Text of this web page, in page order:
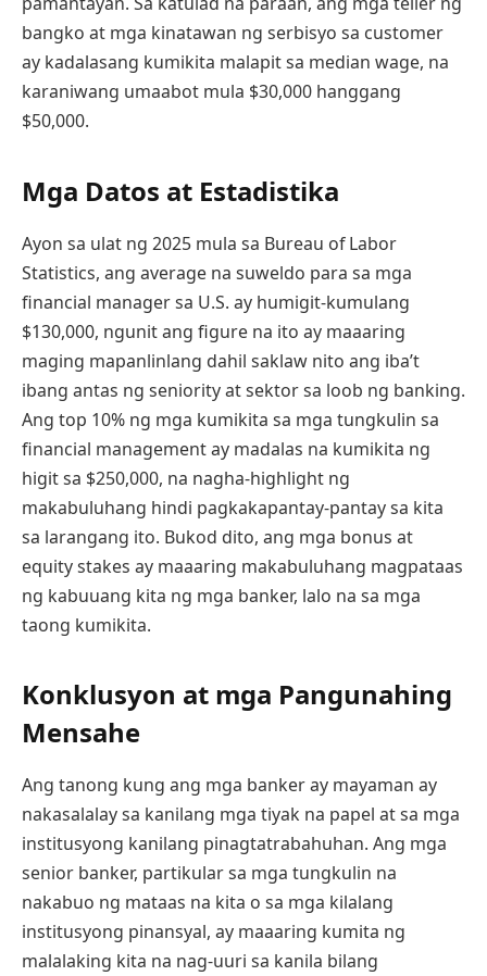
bangko at mga kinatawan ng serbisyo sa customer
ay kadalasang kumikita malapit sa median wage, na
karaniwang umaabot mula $30,000 hanggang
$50,000.
Mga Datos at Estadistika
Ayon sa ulat ng 2025 mula sa Bureau of Labor
Statistics, ang average na suweldo para sa mga
financial manager sa U.S. ay humigit-kumulang
$130,000, ngunit ang figure na ito ay maaaring
maging mapanlinlang dahil saklaw nito ang iba’t
ibang antas ng seniority at sektor sa loob ng banking.
Ang top 10% ng mga kumikita sa mga tungkulin sa
financial management ay madalas na kumikita ng
higit sa $250,000, na nagha-highlight ng
makabuluhang hindi pagkakapantay-pantay sa kita
sa larangang ito. Bukod dito, ang mga bonus at
equity stakes ay maaaring makabuluhang magpataas
ng kabuuang kita ng mga banker, lalo na sa mga
taong kumikita.
Konklusyon at mga Pangunahing
Mensahe
Ang tanong kung ang mga banker ay mayaman ay
nakasalalay sa kanilang mga tiyak na papel at sa mga
institusyong kanilang pinagtatrabahuhan. Ang mga
senior banker, partikular sa mga tungkulin na
nakabuo ng mataas na kita o sa mga kilalang
institusyong pinansyal, ay maaaring kumita ng
malalaking kita na nag-uuri sa kanila bilang